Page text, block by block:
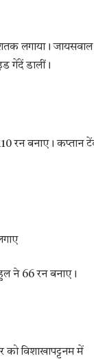
लगाया।
गेंदें डालीं।
रन बनाए। कप्तान
ने 66 रन बनाए।
को विशाखापट्टनम में